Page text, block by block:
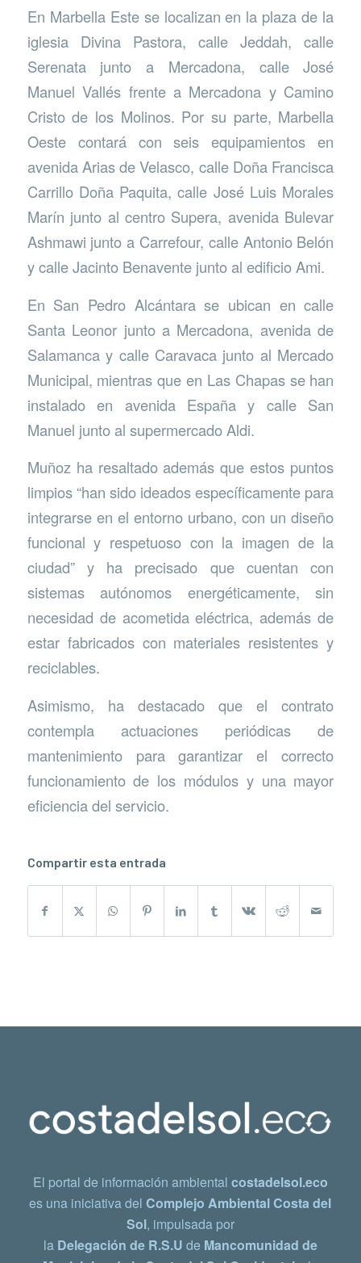
En Marbella Este se localizan en la plaza de la
iglesia Divina Pastora, calle Jeddah, calle
Serenata junto a Mercadona, calle José
Manuel Vallés frente a Mercadona y Camino
Cristo de los Molinos. Por su parte, Marbella
Oeste contará con seis equipamientos en
avenida Arias de Velasco, calle Doña Francisca
Carrillo Doña Paquita, calle José Luis Morales
Marín junto al centro Supera, avenida Bulevar
Ashmawi junto a Carrefour, calle Antonio Belón
y calle Jacinto Benavente junto al edificio Ami.
En San Pedro Alcántara se ubican en calle
Santa Leonor junto a Mercadona, avenida de
Salamanca y calle Caravaca junto al Mercado
Municipal, mientras que en Las Chapas se han
instalado en avenida España y calle San
Manuel junto al supermercado Aldi.
Muñoz ha resaltado además que estos puntos
limpios “han sido ideados específicamente para
integrarse en el entorno urbano, con un diseño
funcional y respetuoso con la imagen de la
ciudad” y ha precisado que cuentan con
sistemas autónomos energéticamente, sin
necesidad de acometida eléctrica, además de
estar fabricados con materiales resistentes y
reciclables.
Asimismo, ha destacado que el contrato
contempla actuaciones periódicas de
mantenimiento para garantizar el correcto
funcionamiento de los módulos y una mayor
eficiencia del servicio.
Compartir esta entrada
El portal de información ambiental costadelsol.eco
es una iniciativa delComplejo Ambiental Costa del
Sol, impulsada por
la Delegación de R.S.U de Mancomunidad de